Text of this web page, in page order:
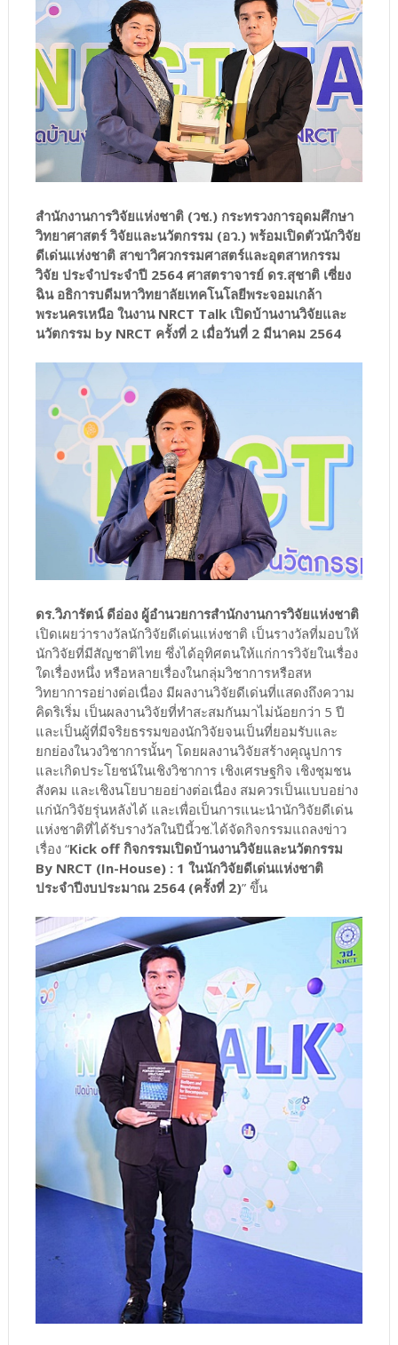
สำนักงานการวิจัยแห่งชาติ (วช.) กระทรวงการอุดมศึกษา
วิทยาศาสตร์ วิจัยและนวัตกรรม (อว.) พร้อมเปิดตัวนักวิจัย
ดีเด่นแห่งชาติ สาขาวิศวกรรมศาสตร์และอุตสาหกรรม
วิจัย ประจำประจำปี 2564 ศาสตราจารย์ ดร.สุชาติ เซี่ยง
ฉิน อธิการบดีมหาวิทยาลัยเทคโนโลยีพระจอมเกล้า
พระนครเหนือ ในงาน NRCT Talk เปิดบ้านงานวิจัยและ
นวัตกรรม by NRCT ครั้งที่ 2 เมื่อวันที่ 2 มีนาคม 2564
ดร.วิภารัตน์ ดีอ่อง ผู้อำนวยการสำนักงานการวิจัยแห่งชาติ
เปิดเผยว่ารางวัลนักวิจัยดีเด่นแห่งชาติ เป็นรางวัลที่มอบให้
นักวิจัยที่มีสัญชาติไทย ซึ่งได้อุทิศตนให้แก่การวิจัยในเรื่อง
ใดเรื่องหนึ่ง หรือหลายเรื่องในกลุ่มวิชาการหรือสห
วิทยาการอย่างต่อเนื่อง มีผลงานวิจัยดีเด่นที่แสดงถึงความ
คิดริเริ่ม เป็นผลงานวิจัยที่ทำสะสมกันมาไม่น้อยกว่า 5 ปี
และเป็นผู้ที่มีจริยธรรมของนักวิจัยจนเป็นที่ยอมรับและ
ยกย่องในวงวิชาการนั้นๆ โดยผลงานวิจัยสร้างคุณูปการ
และเกิดประโยชน์ในเชิงวิชาการ เชิงเศรษฐกิจ เชิงชุมชน
สังคม และเชิงนโยบายอย่างต่อเนื่อง สมควรเป็นแบบอย่าง
แก่นักวิจัยรุ่นหลังได้ และเพื่อเป็นการแนะนำนักวิจัยดีเด่น
แห่งชาติที่ได้รับรางวัลในปีนี้วช.ได้จัดกิจกรรมแถลงข่าว
เรื่อง “Kick off กิจกรรมเปิดบ้านงานวิจัยและนวัตกรรม
By NRCT (In-House) : 1 ในนักวิจัยดีเด่นแห่งชาติ
ประจำปีงบประมาณ 2564 (ครั้งที่ 2)” ขึ้น